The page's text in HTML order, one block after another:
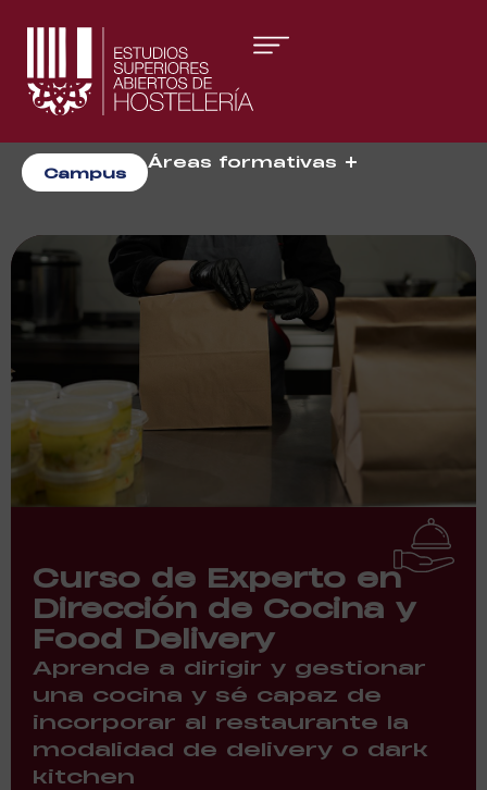
Campus
Áreas formativas
Curso de Experto en
Dirección de Cocina y
Food Delivery
Aprende a dirigir y gestionar
una cocina y sé capaz de
incorporar al restaurante la
modalidad de delivery o dark
kitchen